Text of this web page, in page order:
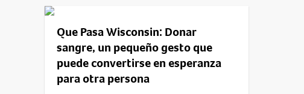
Que Pasa Wisconsin: Donar
sangre, un pequeño gesto que
puede convertirse en esperanza
para otra persona